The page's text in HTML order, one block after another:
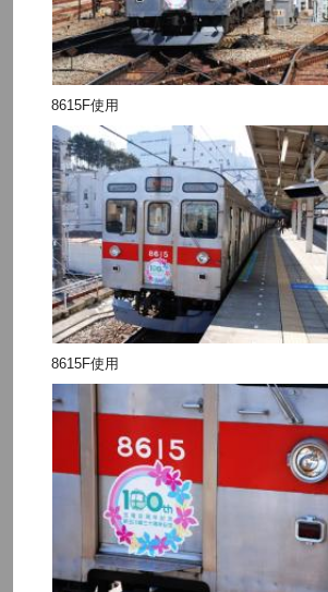
8615F使用
8615F使用